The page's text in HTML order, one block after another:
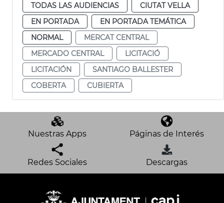
TODAS LAS AUDIENCIAS
CIUTAT VELLA
EN PORTADA
EN PORTADA TEMÁTICA
NORMAL
MERCAT CENTRAL
MERCADO CENTRAL
LICITACIÓ
LICITACIÓN
SANTIAGO BALLESTER
COBERTA
CUBIERTA
Nuestras Apps Páginas de Interés
Redes Sociales Descargas